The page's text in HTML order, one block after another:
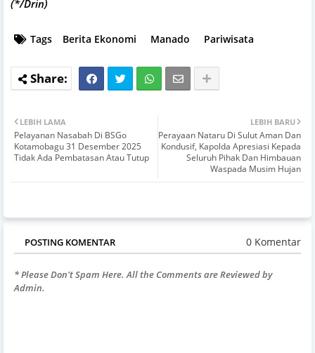
(*/Drin)
Tags Berita Ekonomi Manado Pariwisata
LEBIH BARU
Perayaan Nataru Di Sulut Aman Dan
Kondusif, Kapolda Apresiasi Kepada
Seluruh Pihak Dan Himbauan
Waspada Musim Hujan
LEBIH LAMA
Pelayanan Nasabah Di BSGo
Kotamobagu 31 Desember 2025
Tidak Ada Pembatasan Atau Tutup
POSTING KOMENTAR 0 Komentar
* Please Don't Spam Here. All the Comments are Reviewed by
Admin.